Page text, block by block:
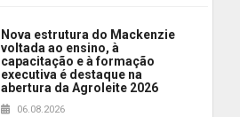
Nova estrutura do Mackenzie
voltada ao ensino, à
capacitação e à formação
executiva é destaque na
abertura da Agroleite 2026
06.08.2026